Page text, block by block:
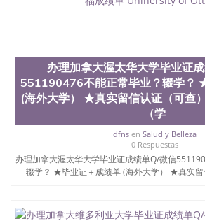
办理加拿大渥太华大学毕业证
551190476不能正常毕业？辍学？
(海外大学） ★真实留信认证（可查
（学
dfnsen Salud y Belleza
0 Respuestas
办理加拿大渥太华大学毕业证成绩单Q/微信
辍学？ ★毕业证＋成绩单 (海外大学） ★真实留